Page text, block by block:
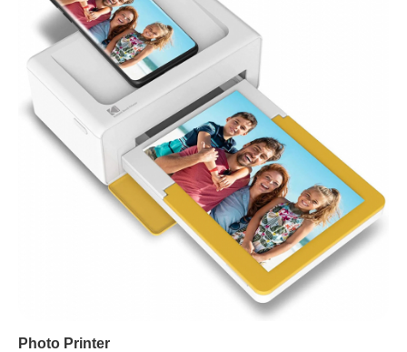
Photo Printer